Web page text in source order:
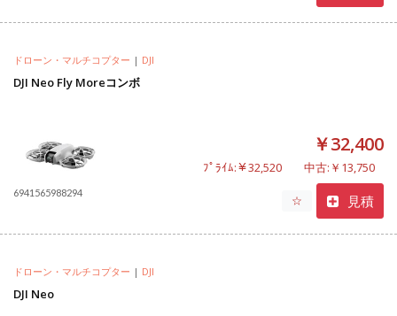
ドローン・マルチコプター | DJI
DJI Neo Fly Moreコンボ
6941565988294
￥32,400
ﾌﾟﾗｲﾑ:￥32,520 中古:￥13,750
☆ 見積
ドローン・マルチコプター | DJI
DJI Neo